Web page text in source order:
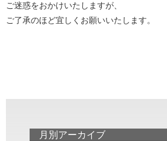
ご迷惑をおかけいたしますが、
ご了承のほど宜しくお願いいたします。
月別アーカイブ